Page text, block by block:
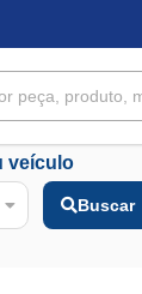
veículo
Buscar